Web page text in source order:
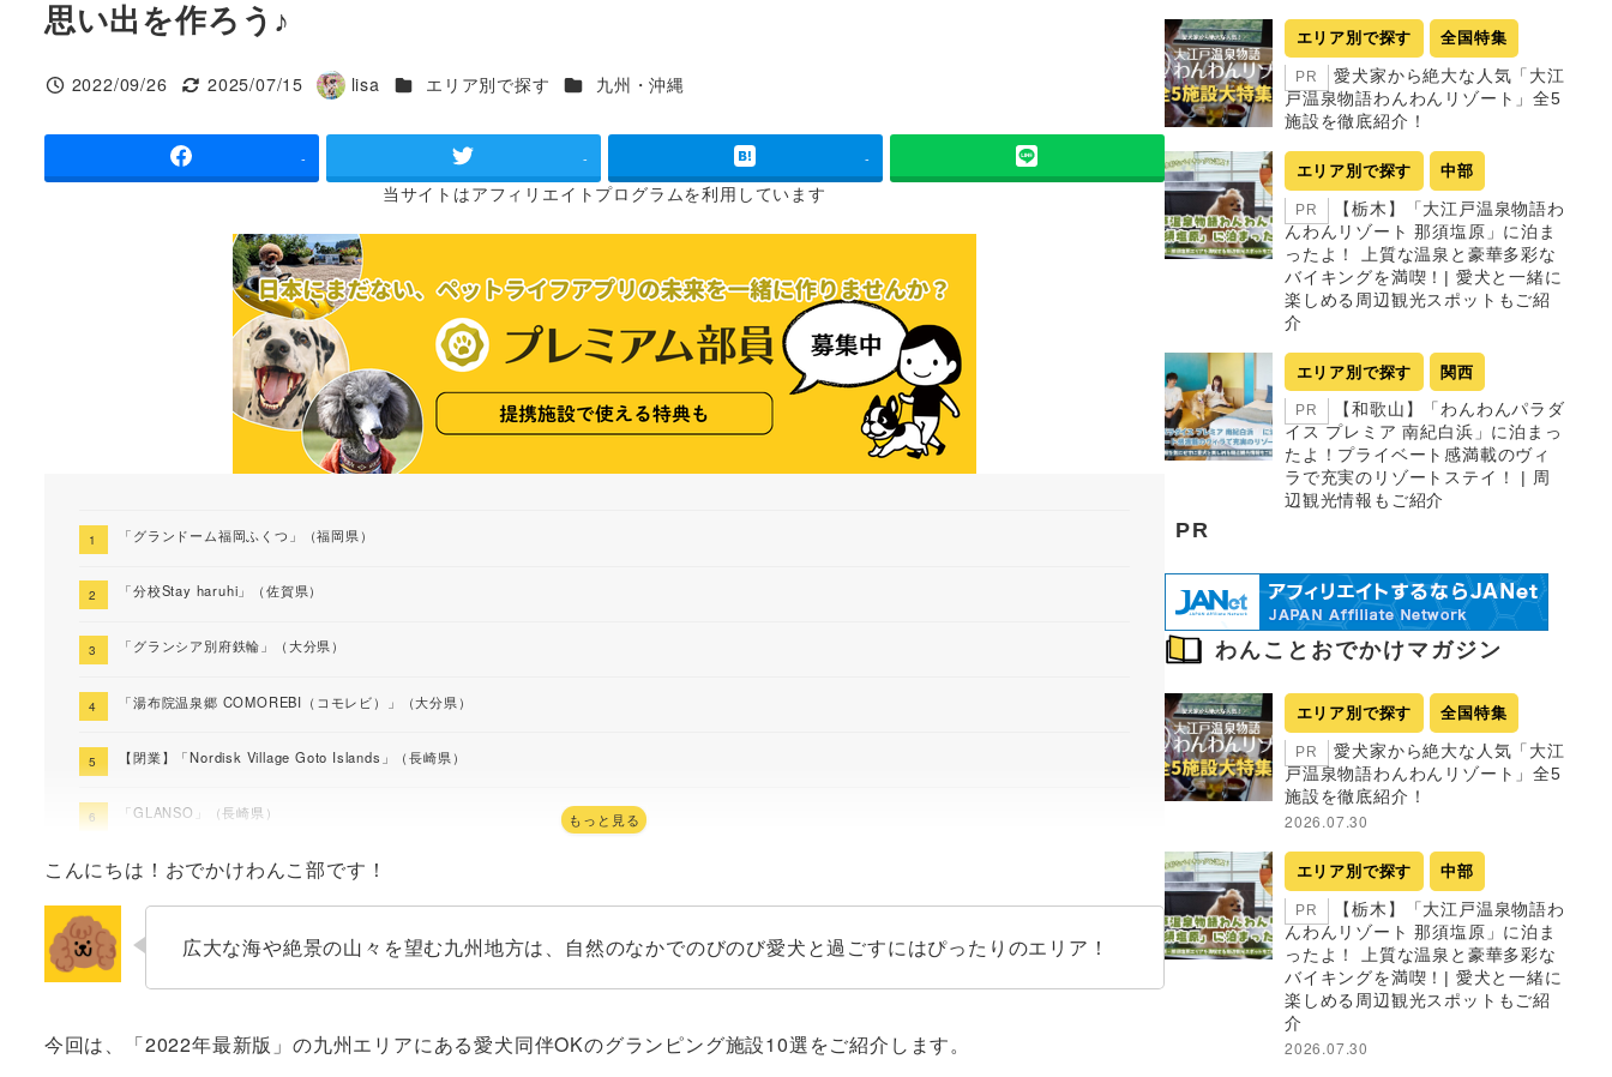
思い出を作ろう♪
投稿日
2022/09/26
更新日
2025/07/15
著
lisa カテゴリー
エリア別で探す カテゴリー
九州・沖縄
- - -
当サイトはアフィリエイトプログラムを利用しています
「グランドーム福岡ふくつ」（福岡県）
「分校Stay haruhi」（佐賀県）
「グランシア別府鉄輪」（大分県）
「湯布院温泉郷 COMOREBI（コモレビ）」（大分県）
【閉業】「Nordisk Village Goto Islands」（長崎県）
「GLANSO」（長崎県）
【ペット同伴不可】「シークルーズグランピング熊本天草」（熊本県）
「こしかの温泉 グランピング」（鹿児島）
「Fukiagehama Field Hotel」（鹿児島）
もっと見る
こんにちは！おでかけわんこ部です！
広大な海や絶景の山々を望む九州地方は、自然のなかでのびのび愛犬と過ごすにはぴったりのエリア！
今回は、「2022年最新版」の九州エリアにある愛犬同伴OKのグランピング施設10選をご紹介します。
エリア別で探す 全国特集
PR
愛犬家から絶大な人気「大江
戸温泉物語わんわんリゾート」全5
施設を徹底紹介！
エリア別で探す 中部
PR
【栃木】「大江戸温泉物語わ
んわんリゾート 那須塩原」に泊ま
ったよ！ 上質な温泉と豪華多彩な
バイキングを満喫！| 愛犬と一緒に
楽しめる周辺観光スポットもご紹
介
エリア別で探す 関西
PR
【和歌山】「わんわんパラダ
イス プレミア 南紀白浜」に泊まっ
たよ！プライベート感満載のヴィ
ラで充実のリゾートステイ！ | 周
辺観光情報もご紹介
PR
わんことおでかけマガジン
エリア別で探す 全国特集
PR
愛犬家から絶大な人気「大江
戸温泉物語わんわんリゾート」全5
施設を徹底紹介！
2026.07.30
エリア別で探す 中部
PR
【栃木】「大江戸温泉物語わ
んわんリゾート 那須塩原」に泊ま
ったよ！ 上質な温泉と豪華多彩な
バイキングを満喫！| 愛犬と一緒に
楽しめる周辺観光スポットもご紹
介
2026.07.30